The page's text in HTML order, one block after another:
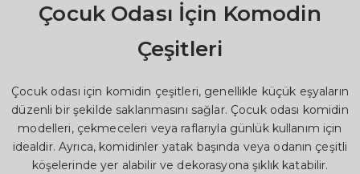
Çocuk Odası İçin Komodin
Çeşitleri
Çocuk odası için komidin çeşitleri, genellikle küçük eşyaların
düzenli bir şekilde saklanmasını sağlar. Çocuk odası komidin
modelleri, çekmeceleri veya raflarıyla günlük kullanım için
idealdir. Ayrıca, komidinler yatak başında veya odanın çeşitli
köşelerinde yer alabilir ve dekorasyona şıklık katabilir.